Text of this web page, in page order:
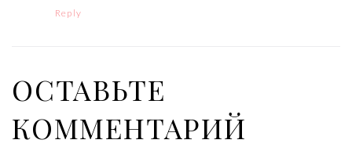
Reply
ОСТАВЬТЕ
КОММЕНТАРИЙ